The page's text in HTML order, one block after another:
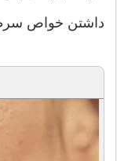
داشتن خواص